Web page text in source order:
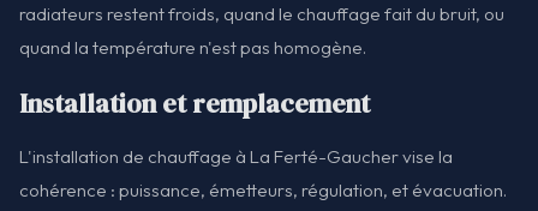
radiateurs restent froids, quand le chauffage fait du bruit, ou
quand la température n'est pas homogène.
Installation et remplacement
L'installation de chauffage à La Ferté-Gaucher vise la
cohérence : puissance, émetteurs, régulation, et évacuation.